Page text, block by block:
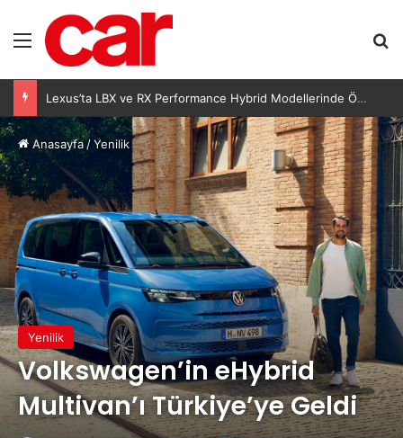
Menü
Lexus’ta LBX ve RX Performance Hybrid Modellerinde Özel Fiyat Avantajı
Anasayfa /Yenilik
Yenilik
Volkswagen’in eHybrid
Multivan’ı Türkiye’ye Geldi